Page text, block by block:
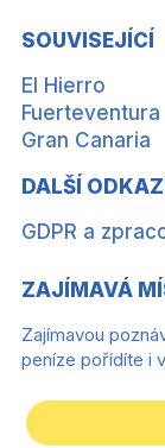
SOUVISEJÍCÍ
El Hierro
Fuerteventura
Gran Canaria
DALŠÍ
GDPR a
ZAJÍMAVÁ
Zajímavou
peníze pořídíte i